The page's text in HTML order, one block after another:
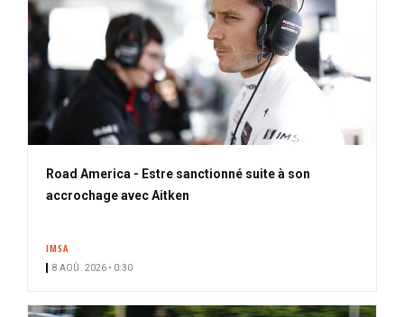
Road America - Estre sanctionné suite à son
accrochage avec Aitken
IMSA
8 AOÛ. 2026 • 0:30